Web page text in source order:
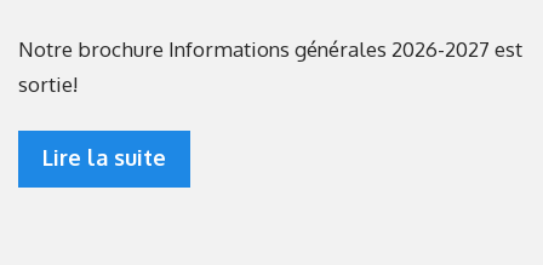
Notre brochure Informations générales 2026-2027 est
sortie!
Lire la suite